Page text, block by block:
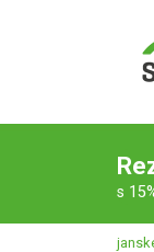
s